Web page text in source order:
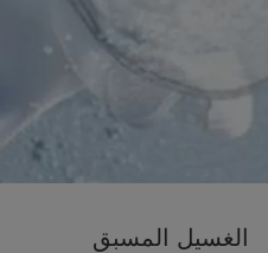
الغسيل المسبق